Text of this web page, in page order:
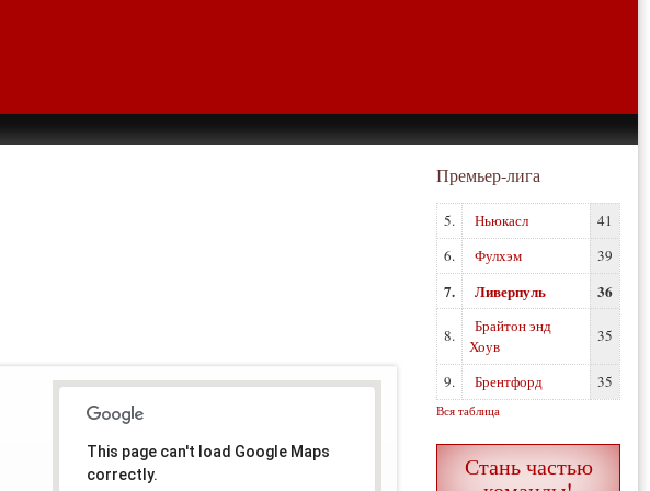
This page can't load Google Maps
correctly.
Премьер-лига
5. Ньюкасл
41
6.
Фулхэм 39
7. Ливерпуль 36
8.
Брайтон энд
Хоув
35
9. Брентфорд 35
Вся таблица
Стань частью